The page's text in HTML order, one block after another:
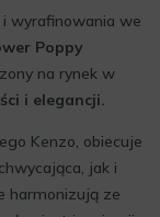
wyrafinowania we
Poppy
na rynek w
i elegancji.
Kenzo, obiecuje
jak i
harmonizują ze